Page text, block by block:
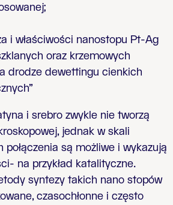
i właściwości nanostopu Pt-Ag
oraz krzemowych
drodze dewettingu cienkich
i srebro zwykle nie tworzą
jednak w skali
są możliwe i wykazują
na przykład katalityczne.
syntezy takich nano stopów
czasochłonne i często